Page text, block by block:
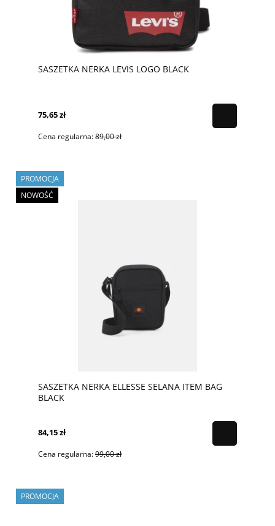
SASZETKA NERKA LEVIS LOGO BLACK
75,65 zł
Cena regularna:89,00 zł
SASZETKA NERKA ELLESSE SELANA ITEM BAG
BLACK
84,15 zł
Cena regularna:99,00 zł
PROMOCJA
NOWOŚĆ
PROMOCJA